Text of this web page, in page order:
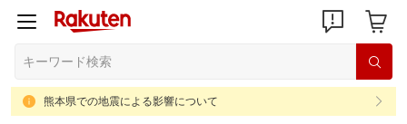
熊本県での地震による影響について